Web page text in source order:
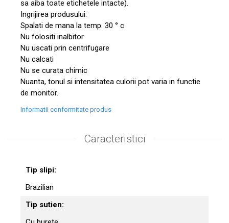
sa aiba toate etichetele intacte).
Ingrijirea produsului:
Spalati de mana la temp. 30 ° c
Nu folositi inalbitor
Nu uscati prin centrifugare
Nu calcati
Nu se curata chimic
Nuanta, tonul si intensitatea culorii pot varia in functie
de monitor.
Informatii conformitate produs
Caracteristici
Tip slipi:
Brazilian
Tip sutien: